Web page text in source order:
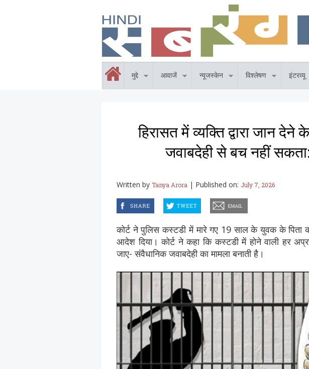
मुद्दे आवाजें न्यूजस्केन विश्लेषण इंटरव्यू
हिरासत में व्यक्ति द्वारा जान
जवाबदेही से बच नहीं सकता:
Written by Tanya Arora | Published on: July 7, 2026
कोर्ट ने पुलिस कस्टडी में मारे गए 19 साल के युवक के
आदेश दिया। कोर्ट ने कहा कि कस्टडी में होने वाली हर
जाए- संवैधानिक जवाबदेही का मामला बनाती है।